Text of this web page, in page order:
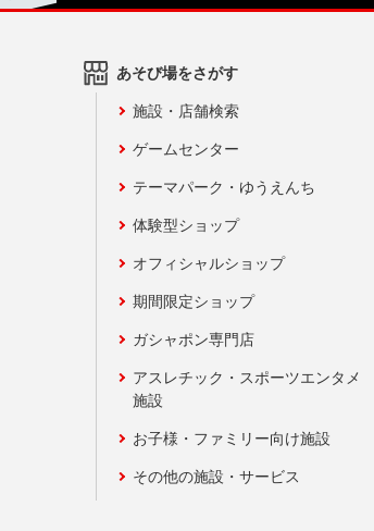
あそび場をさがす
施設・店舗検索
ゲームセンター
テーマパーク・ゆうえんち
体験型ショップ
オフィシャルショップ
期間限定ショップ
ガシャポン専門店
アスレチック・スポーツエンタメ
施設
お子様・ファミリー向け施設
その他の施設・サービス